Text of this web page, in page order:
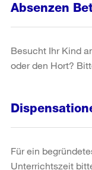
Absenzen
Besucht Ihr Kind
oder den Hort?
Für ein
Unterrichtszeit